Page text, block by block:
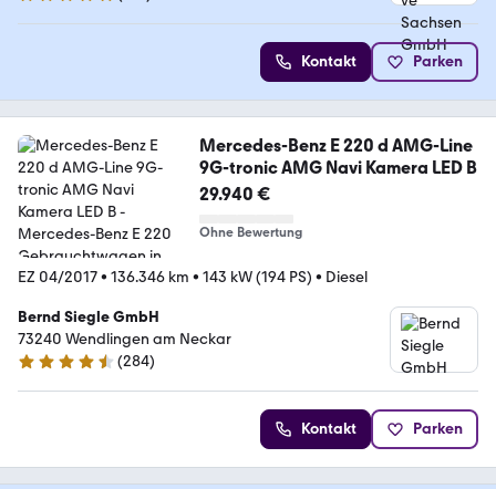
Kontakt Parken
Mercedes-Benz E 220 d AMG-Line
9G-tronic AMG Navi Kamera LED B
29.940 €
Ohne Bewertung
EZ 04/2017• 136.346 km • 143 kW (194 PS) • Diesel
Bernd Siegle GmbH
73240 Wendlingen am Neckar
4.3 Sterne
(284)
Kontakt Parken